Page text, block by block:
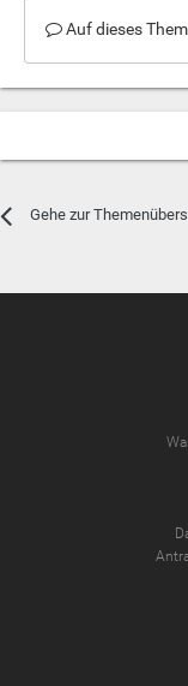
Auf dieses
Gehe zur